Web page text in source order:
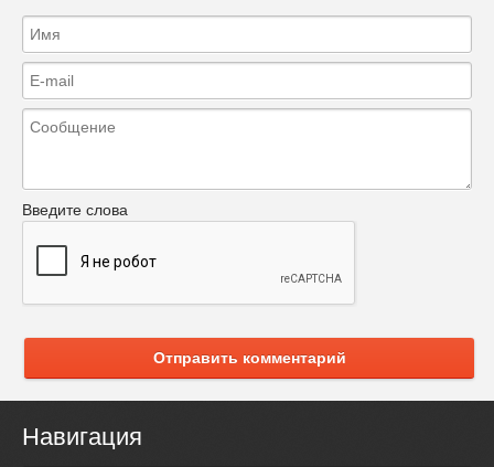
Введите слова
Отправить комментарий
Навигация